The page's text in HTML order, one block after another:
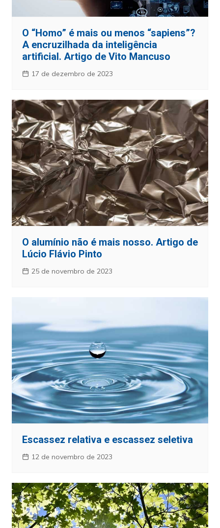
O “Homo” é mais ou menos “sapiens”?
A encruzilhada da inteligência
artificial. Artigo de Vito Mancuso
17 de dezembro de 2023
O alumínio não é mais nosso. Artigo de
Lúcio Flávio Pinto
25 de novembro de 2023
Escassez relativa e escassez seletiva
12 de novembro de 2023